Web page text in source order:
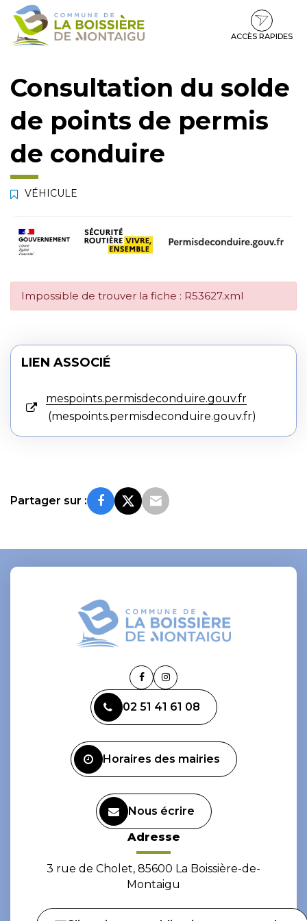
Gestion des traceurs
Aller
Aller
contenu
Aller
pied
ACCÈS RAPIDES
Consultation du solde
de points de permis
de conduire
VÉHICULE
Impossible de trouver la fiche : R53627.xml
LIEN ASSOCIÉ
mespoints.permisdeconduire.gouv.fr
mespoints.permisdeconduire.gouv.fr
Partager sur :
Lien
le
compte
Lien
le
compte
02 51 41 61 08
Horaires des mairies
Nous écrire
Adresse
3 rue de Cholet, 85600 La Boissière-de-
Montaigu